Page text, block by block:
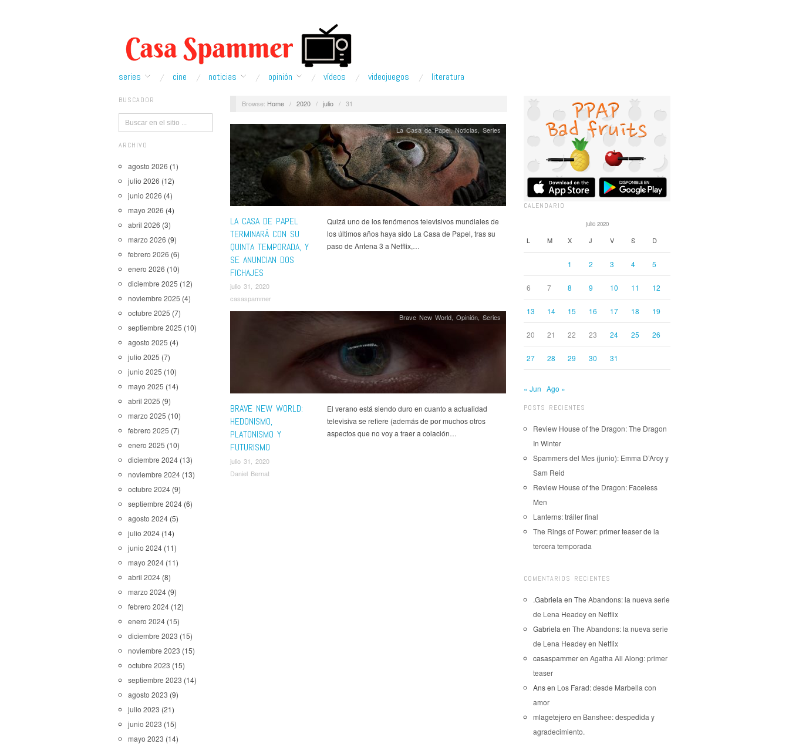
series cine noticias opinión ví­deos videojuegos literatura
BUSCADOR
ARCHIVO
agosto 2026 (1)
julio 2026 (12)
junio 2026 (4)
mayo 2026 (4)
abril 2026 (3)
marzo 2026 (9)
febrero 2026 (6)
enero 2026 (10)
diciembre 2025 (12)
noviembre 2025 (4)
octubre 2025 (7)
septiembre 2025 (10)
agosto 2025 (4)
julio 2025 (7)
junio 2025 (10)
mayo 2025 (14)
abril 2025 (9)
marzo 2025 (10)
febrero 2025 (7)
enero 2025 (10)
diciembre 2024 (13)
noviembre 2024 (13)
octubre 2024 (9)
septiembre 2024 (6)
agosto 2024 (5)
julio 2024 (14)
junio 2024 (11)
mayo 2024 (11)
abril 2024 (8)
marzo 2024 (9)
febrero 2024 (12)
enero 2024 (15)
diciembre 2023 (15)
noviembre 2023 (15)
octubre 2023 (15)
septiembre 2023 (14)
agosto 2023 (9)
julio 2023 (21)
junio 2023 (15)
mayo 2023 (14)
Browse: Home / 2020 / julio / 31
LA CASA DE PAPEL
TERMINARÁ CON SU
QUINTA TEMPORADA, Y
SE ANUNCIAN DOS
FICHAJES
julio 31, 2020
casaspammer
La Casa de Papel,Noticias ,Series
Quizá uno de los fenómenos televisivos mundiales de
los últimos años haya sido La Casa de Papel, tras su
paso de Antena 3 a Netflix,…
BRAVE NEW WORLD:
HEDONISMO,
PLATONISMO Y
FUTURISMO
julio 31, 2020
Daniel Bernat
Brave New World,Opinión,Series
El verano está siendo duro en cuanto a actualidad
televisiva se refiere (además de por muchos otros
aspectos que no voy a traer a colación…
CALENDARIO
julio 2020
L M X J V S D
1 2 3 4 5
6 7 8 9 10 11 12
13 14 15 16 17 18 19
20 21 22 23 24 25 26
27 28 29 30 31
« Jun Ago »
POSTS RECIENTES
Review House of the Dragon: The Dragon
In Winter
Spammers del Mes (junio): Emma D’Arcy y
Sam Reid
Review House of the Dragon: Faceless
Men
Lanterns: tráiler final
The Rings of Power: primer teaser de la
tercera temporada
COMENTARIOS RECIENTES
.Gabriela en The Abandons: la nueva serie
de Lena Headey en Netflix
Gabriela en The Abandons: la nueva serie
de Lena Headey en Netflix
casaspammeren Agatha All Along: primer
teaser
Ansen Los Farad: desde Marbella con
amor
mlagetejero en Banshee: despedida y
agradecimiento.